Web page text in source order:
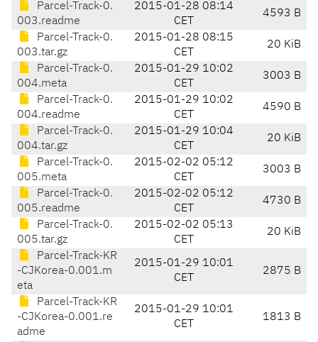
Parcel-Track-0.
003.readme
2015-01-28 08:14
CET
4593 B
Parcel-Track-0.
003.tar.gz
2015-01-28 08:15
CET
20 KiB
Parcel-Track-0.
004.meta
2015-01-29 10:02
CET
3003 B
Parcel-Track-0.
004.readme
2015-01-29 10:02
CET
4590 B
Parcel-Track-0.
004.tar.gz
2015-01-29 10:04
CET
20 KiB
Parcel-Track-0.
005.meta
2015-02-02 05:12
CET
3003 B
Parcel-Track-0.
005.readme
2015-02-02 05:12
CET
4730 B
Parcel-Track-0.
005.tar.gz
2015-02-02 05:13
CET
20 KiB
Parcel-Track-KR
-CJKorea-0.001.m
eta
2015-01-29 10:01
CET
2875 B
Parcel-Track-KR
-CJKorea-0.001.re
adme
2015-01-29 10:01
CET
1813 B